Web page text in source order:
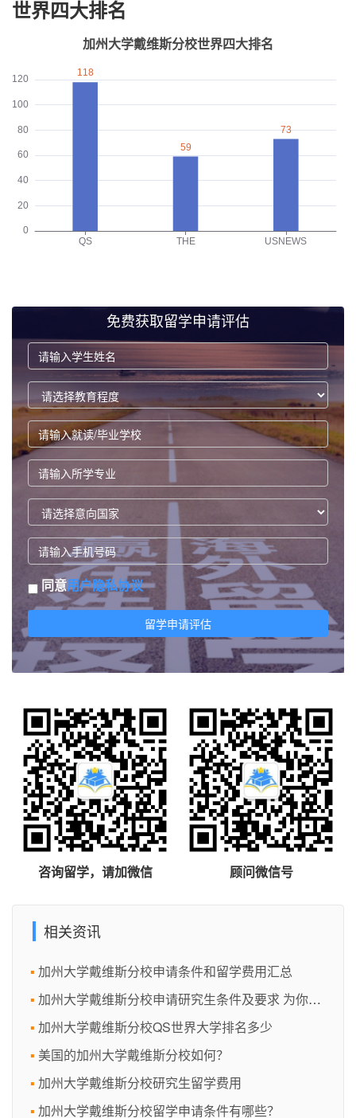
世界四大排名
免费获取留学申请评估
同意用户隐私协议
留学申请评估
咨询留学，请加微信 顾问微信号
相关资讯
加州大学戴维斯分校申请条件和留学费用汇总
加州大学戴维斯分校申请研究生条件及要求 为你解析申请前的关键问题
加州大学戴维斯分校QS世界大学排名多少
美国的加州大学戴维斯分校如何？
加州大学戴维斯分校研究生留学费用
加州大学戴维斯分校留学申请条件有哪些？